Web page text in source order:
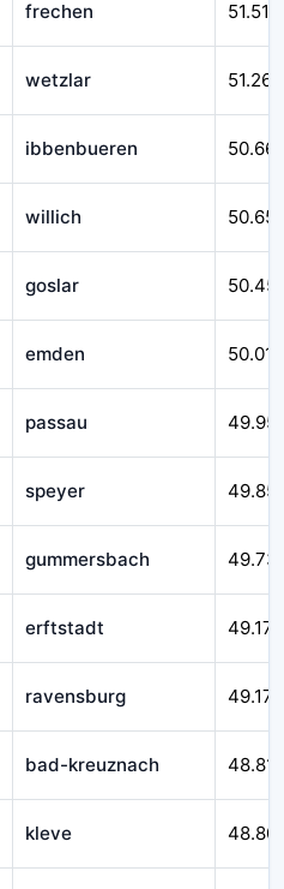
frechen 51.510
wetzlar 51.262
ibbenbueren
willich
goslar
emden 50.016
passau
speyer
gummersbach
erftstadt 49.179
ravensburg 49.172
bad-kreuznach
kleve